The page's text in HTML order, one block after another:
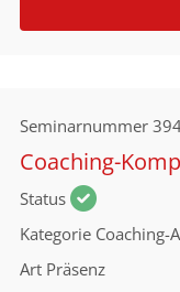
Seminarnummer
Coaching-
Status
Kategorie Coaching-
Art Präsenz